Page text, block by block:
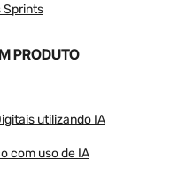
Sprints
PRODUTO
utilizando IA
com uso de IA